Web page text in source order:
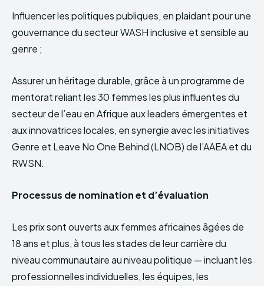
Influencer les politiques publiques, en plaidant pour une
gouvernance du secteur WASH inclusive et sensible au
genre ;
Assurer un héritage durable, grâce à un programme de
mentorat reliant les 30 femmes les plus influentes du
secteur de l’eau en Afrique aux leaders émergentes et
aux innovatrices locales, en synergie avec les initiatives
Genre et Leave No One Behind (LNOB) de l’AAEA et du
RWSN.
Processus de nomination et d’évaluation
Les prix sont ouverts aux femmes africaines âgées de
18 ans et plus, à tous les stades de leur carrière du
niveau communautaire au niveau politique — incluant les
professionnelles individuelles, les équipes, les